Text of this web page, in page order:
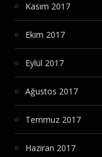
Kasım 2017
Ekim 2017
Eylül 2017
Ağustos 2017
Temmuz 2017
Haziran 2017